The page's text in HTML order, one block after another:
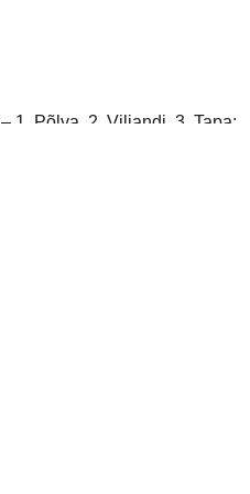
– 1. Põlva, 2. Viljandi, 3. Tapa;